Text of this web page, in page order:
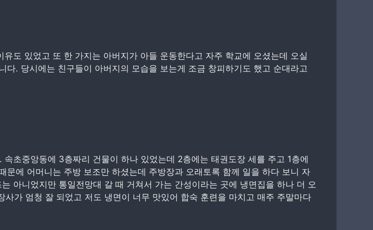
도 있었고 또 한 가지는 아버지가 아들 운동한다고 자주 학교에 오셨는데 오실
. 당시에는 친구들이 아버지의 모습을 보는게 조금 창피하기도 했고 순대라고
초중앙동에 3층짜리 건물이 하나 있었는데 2층에는 태권도장 세를 주고 1층에
에 어머니는 주방 보조만 하셨는데 주방장과 오래토록 함께 일을 하다 보니 자
아니었지만 통일전망대 갈 때 거쳐서 가는 간성이라는 곳에 냉면집을 하나 더 오
가 엄청 잘 되었고 저도 냉면이 너무 맛있어 합숙 훈련을 마치고 매주 주말마다